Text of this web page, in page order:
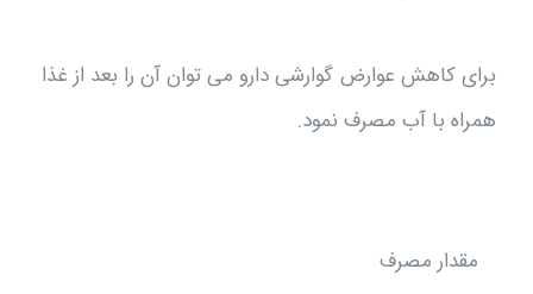
برای کاهش عوارض گوارشی دارو می توان آن را بعد از غذا
همراه با آب مصرف نمود.
مقدار مصرف